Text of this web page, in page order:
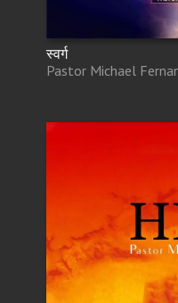
स्वर्ग
Pastor Michael